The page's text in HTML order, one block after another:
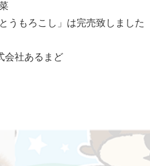
うもろこし」は完売致しました
会社あるまど